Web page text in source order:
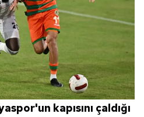
kapısını çaldığı